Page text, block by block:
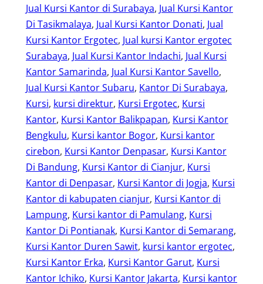
Jual Kursi Kantor di Surabaya, Jual Kursi Kantor
Di Tasikmalaya, Jual Kursi Kantor Donati, Jual
Kursi Kantor Ergotec, Jual kursi Kantor ergotec
Surabaya, Jual Kursi Kantor Indachi, Jual Kursi
Kantor Samarinda, Jual Kursi Kantor Savello
Jual Kursi Kantor Subaru, Kantor Di Surabaya
Kursi, kursi direktur, Kursi Ergotec, Kursi
Kantor, Kursi Kantor Balikpapan, Kursi Kantor
Bengkulu, Kursi kantor Bogor, Kursi kantor
cirebon, Kursi Kantor Denpasar, Kursi Kantor
Di Bandung, Kursi Kantor di Cianjur, Kursi
Kantor di Denpasar, Kursi Kantor di Jogja, Kursi
Kantor di kabupaten cianjur, Kursi Kantor di
Lampung, Kursi kantor di Pamulang, Kursi
Kantor Di Pontianak, Kursi Kantor di Semarang
Kursi Kantor Duren Sawit, kursi kantor ergotec
Kursi Kantor Erka, Kursi Kantor Garut, Kursi
Kantor Ichiko, Kursi Kantor Jakarta, Kursi kantor